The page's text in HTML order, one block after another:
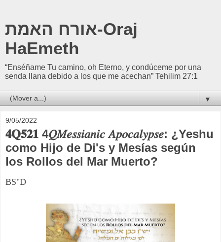
אורח האמת-Oraj
HaEmeth
“Enséñame Tu camino, oh Eterno, y condúceme por una
senda llana debido a los que me acechan” Tehilim 27:1
▼
9/05/2022
𝟒𝐐𝟓𝟐𝟏 4𝑄𝑀𝑒𝑠𝑠𝑖𝑎𝑛𝑖𝑐 𝐴𝑝𝑜𝑐𝑎𝑙𝑦𝑝𝑠𝑒: ¿Yeshu
como Hijo de Di's y Mesías según
los Rollos del Mar Muerto?
BS"D